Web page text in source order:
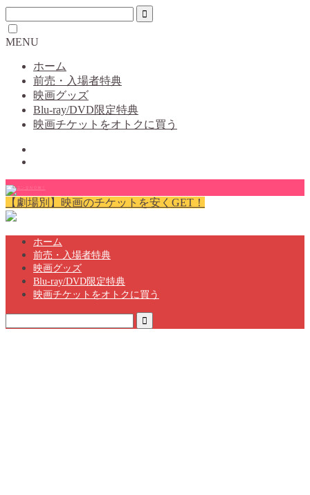
MENU
ホーム
前売・入場者特典
映画グッズ
Blu-ray/DVD限定特典
映画チケットをオトクに買う
【劇場別】映画のチケットを安くGET！
ホーム
前売・入場者特典
映画グッズ
Blu-ray/DVD限定特典
映画チケットをオトクに買う